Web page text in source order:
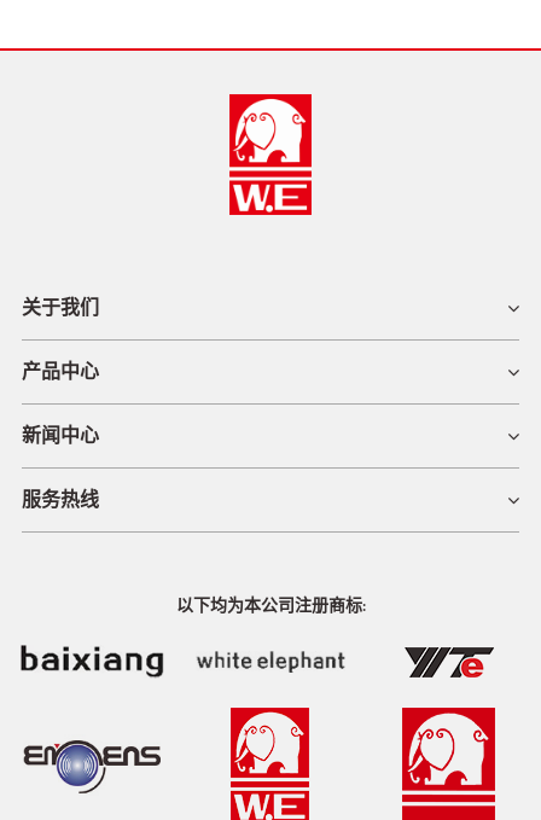
关于我们
产品中心
新闻中心
服务热线
以下均为本公司注册商标: